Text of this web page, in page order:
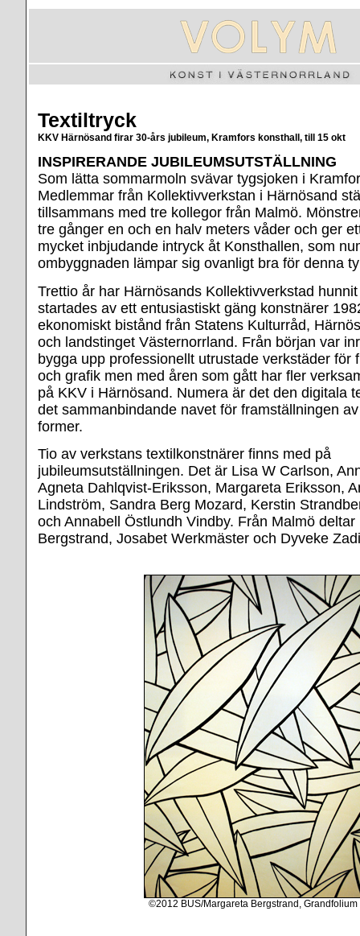
Textiltryck
KKV Härnösand firar 30-års jubileum, Kramfors konsthall, till 15 okt
INSPIRERANDE JUBILEUMSUTSTÄLLNING
Som lätta sommarmoln svävar tygsjoken i
Medlemmar från Kollektivverkstan i Härnösand
tillsammans med tre kollegor från Malmö.
tre gånger en och en halv meters våder och ger
mycket inbjudande intryck åt Konsthallen, som
ombyggnaden lämpar sig ovanligt bra för denna
Trettio år har Härnösands Kollektivverkstad
startades av ett entusiastiskt gäng konstnärer
ekonomiskt bistånd från Statens Kulturråd,
och landstinget Västernorrland. Från början var
bygga upp professionellt utrustade verkstäder för
och grafik men med åren som gått har fler
på KKV i Härnösand. Numera är det den digitala
det sammanbindande navet för framställningen
former.
Tio av verkstans textilkonstnärer finns med på
jubileumsutställningen. Det är Lisa W Carlson,
Agneta Dahlqvist-Eriksson, Margareta Eriksson,
Lindström, Sandra Berg Mozard, Kerstin
och Annabell Östlundh Vindby. Från Malmö deltar
Bergstrand, Josabet Werkmäster och Dyveke
©2012 BUS/Margareta Bergstrand, Grandfolium